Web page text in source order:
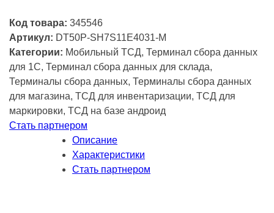
Код товара: 345546
Артикул: DT50P-SH7S11E4031-M
Категории: Мобильный ТСД, Терминал сбора данных
для 1C, Терминал сбора данных для склада,
Терминалы сбора данных, Терминалы сбора данных
для магазина, ТСД для инвентаризации, ТСД для
маркировки, ТСД на базе андроид
Стать партнером
Описание
Характеристики
Стать партнером